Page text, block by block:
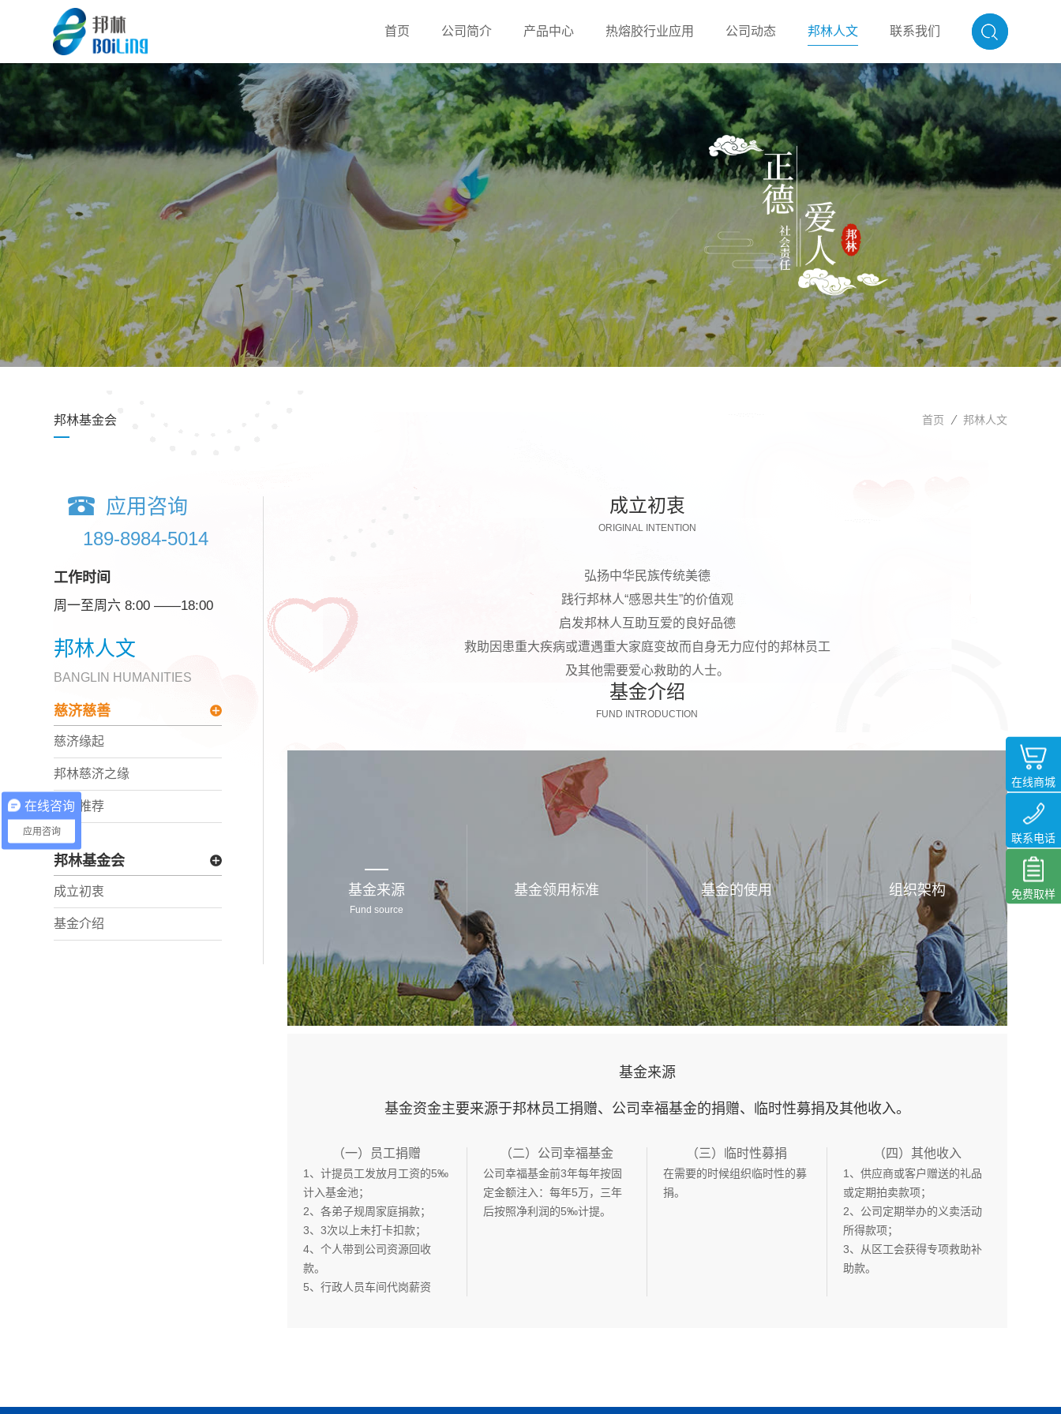
首页 公司简介 产品中心 热熔胶行业应用 公司动态 邦林人文 联系我们
在线商城
联系电话
免费取样
邦林基金会 首页 邦林人文
应用咨询
189-8984-5014
工作时间
周一至周六 8:00 ——18:00
邦林人文
BANGLIN HUMANITIES
慈济慈善
慈济缘起
邦林慈济之缘
相关推荐
邦林基金会
成立初衷
基金介绍
成立初衷
ORIGINAL INTENTION
弘扬中华民族传统美德
践行邦林人“感恩共生”的价值观
启发邦林人互助互爱的良好品德
救助因患重大疾病或遭遇重大家庭变故而自身无力应付的邦林员工
及其他需要爱心救助的人士。
基金介绍
FUND INTRODUCTION
基金来源
Fund source
基金领用标准 基金的使用 组织架构
基金来源
基金资金主要来源于邦林员工捐赠、公司幸福基金的捐赠、临时性募捐及其他收入。
（一）员工捐赠
1、计提员工发放月工资的5‰
计入基金池；
2、各弟子规周家庭捐款；
3、3次以上未打卡扣款；
4、个人带到公司资源回收
款。
5、行政人员车间代岗薪资
（二）公司幸福基金
公司幸福基金前3年每年按固
定金额注入：每年5万，三年
后按照净利润的5‰计提。
（三）临时性募捐
在需要的时候组织临时性的募
捐。
（四）其他收入
1、供应商或客户赠送的礼品
或定期拍卖款项；
2、公司定期举办的义卖活动
所得款项；
3、从区工会获得专项救助补
助款。
在线咨询
应用咨询